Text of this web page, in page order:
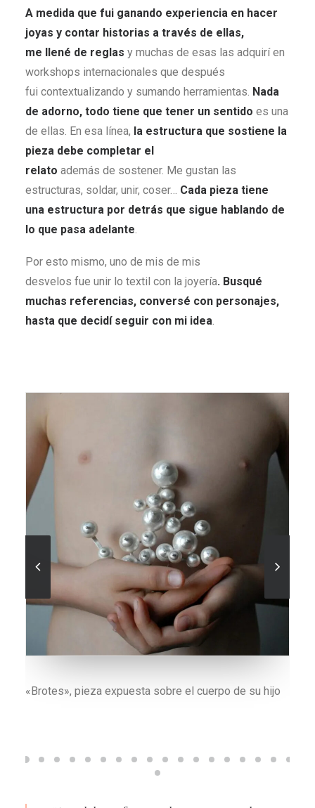
A medida que fui ganando experiencia en hacer
joyas y contar historias a través de ellas,
me llené de reglas y muchas de esas las adquirí en
workshops internacionales que después
fui contextualizando y sumando herramientas. Nada
de adorno, todo tiene que tener un sentido es una
de ellas. En esa línea, la estructura que sostiene la
pieza debe completar el
relato además de sostener. Me gustan las
estructuras, soldar, unir, coser… Cada pieza tiene
una estructura por detrás que sigue hablando de
lo que pasa adelante.
Por esto mismo, uno de mis de mis
desvelos fue unir lo textil con la joyería. Busqué
muchas referencias, conversé con personajes,
hasta que decidí seguir con mi idea.
Colgante «Brotes» hecho a partir de esferas de